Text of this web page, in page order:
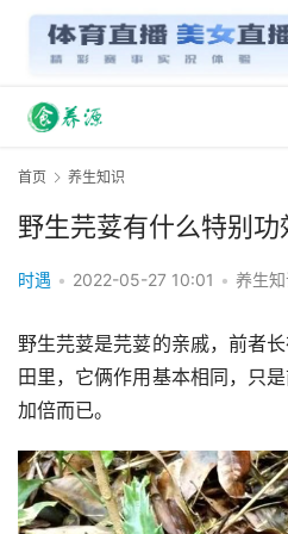
首页 养生知识
野生芫荽有什么特别功
时遇 • 2022-05-27 10:01 • 养生
野生芫荽是芫荽的亲戚，前者
田里，它俩作用基本相同，只
加倍而已。